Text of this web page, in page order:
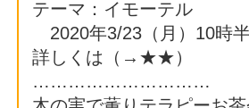
テーマ：イモーテル
2020年3/23（月）10時
詳しくは（→ ★★）
…………………………